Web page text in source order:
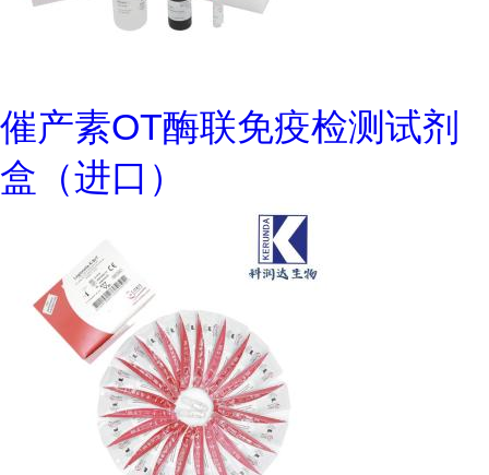
催产素OT酶联免疫检测试剂
盒（进口）